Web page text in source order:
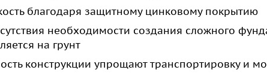
благодаря защитному цинковому покрытию
необходимости создания сложного
на грунт
конструкции упрощают транспортировку и